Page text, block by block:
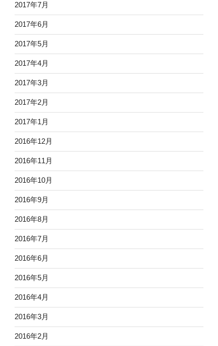
2017年7月
2017年6月
2017年5月
2017年4月
2017年3月
2017年2月
2017年1月
2016年12月
2016年11月
2016年10月
2016年9月
2016年8月
2016年7月
2016年6月
2016年5月
2016年4月
2016年3月
2016年2月